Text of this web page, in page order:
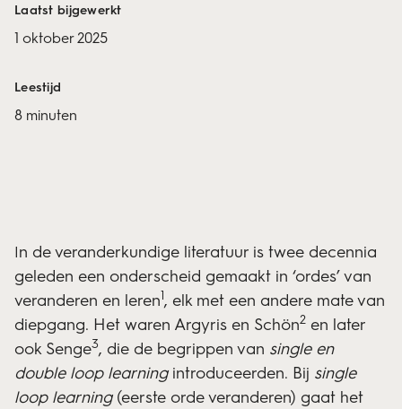
Laatst bijgewerkt
1 oktober 2025
Leestijd
8 minuten
In de veranderkundige literatuur is twee decennia
geleden een onderscheid gemaakt in ‘ordes’ van
veranderen en leren1, elk met een andere mate van
diepgang. Het waren Argyris en Schön2 en later
ook Senge3, die de begrippen van single en
double loop learning introduceerden. Bij single
loop learning (eerste orde veranderen) gaat het